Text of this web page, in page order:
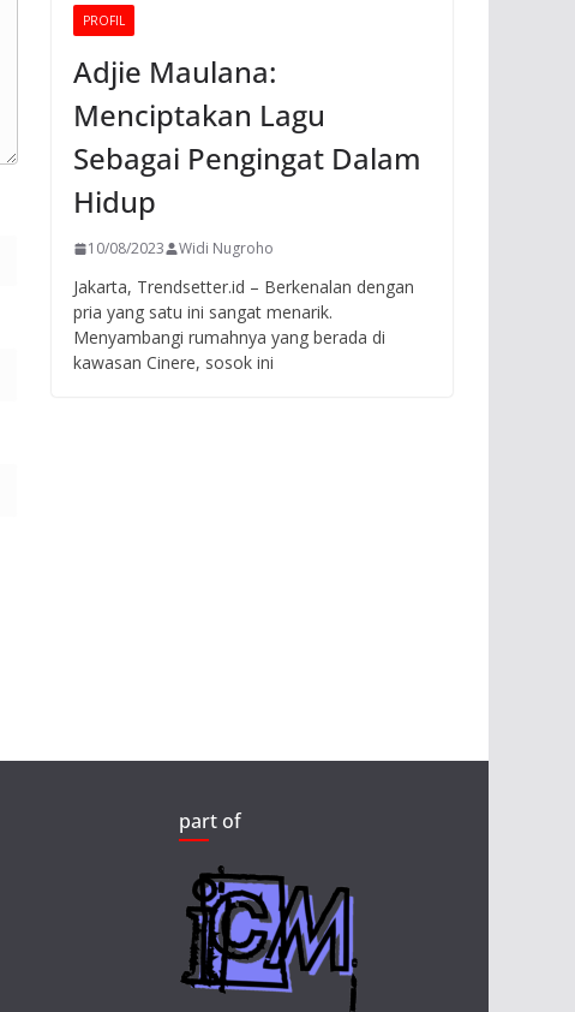
PROFIL
Adjie Maulana:
Menciptakan Lagu
Sebagai Pengingat Dalam
Hidup
10/08/2023 Widi Nugroho
Jakarta, Trendsetter.id – Berkenalan dengan
pria yang satu ini sangat menarik.
Menyambangi rumahnya yang berada di
kawasan Cinere, sosok ini
part of